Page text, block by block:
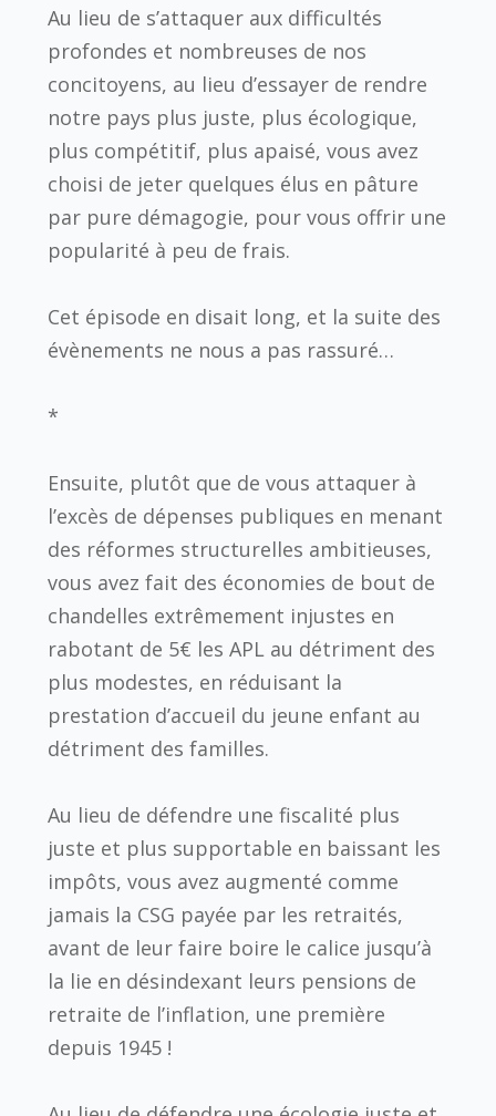
Au lieu de s’attaquer aux difficultés
profondes et nombreuses de nos
concitoyens, au lieu d’essayer de rendre
notre pays plus juste, plus écologique,
plus compétitif, plus apaisé, vous avez
choisi de jeter quelques élus en pâture
par pure démagogie, pour vous offrir une
popularité à peu de frais.
Cet épisode en disait long, et la suite des
évènements ne nous a pas rassuré…
*
Ensuite, plutôt que de vous attaquer à
l’excès de dépenses publiques en menant
des réformes structurelles ambitieuses,
vous avez fait des économies de bout de
chandelles extrêmement injustes en
rabotant de 5€ les APL au détriment des
plus modestes, en réduisant la
prestation d’accueil du jeune enfant au
détriment des familles.
Au lieu de défendre une fiscalité plus
juste et plus supportable en baissant les
impôts, vous avez augmenté comme
jamais la CSG payée par les retraités,
avant de leur faire boire le calice jusqu’à
la lie en désindexant leurs pensions de
retraite de l’inflation, une première
depuis 1945 !